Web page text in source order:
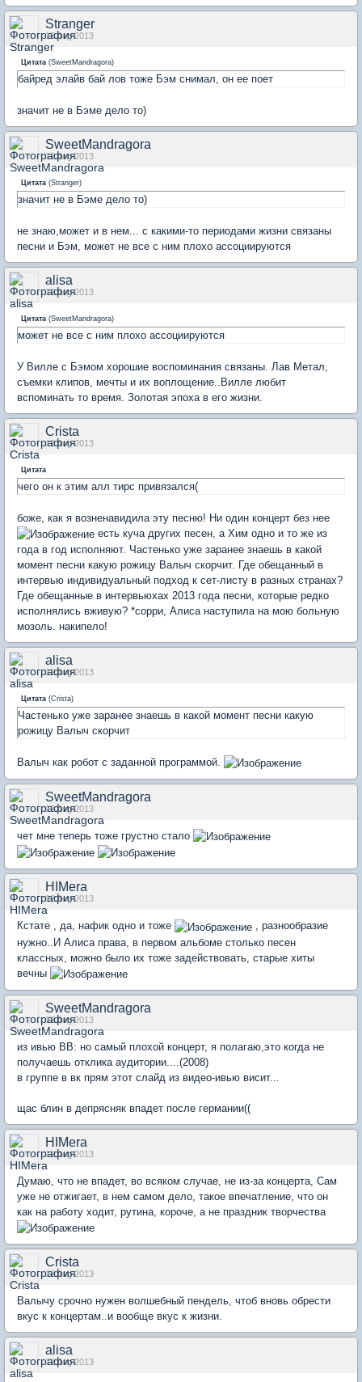
Stranger
12 Aug 2013
Цитата (SweetMandragora)
байред элайв бай лов тоже Бэм снимал, он ее поет
значит не в Бэме дело то)
SweetMandragora
12 Aug 2013
Цитата (Stranger)
значит не в Бэме дело то)
не знаю,может и в нем... с какими-то периодами жизни связаны
песни и Бэм, может не все с ним плохо ассоциируются
alisa
12 Aug 2013
Цитата (SweetMandragora)
может не все с ним плохо ассоциируются
У Вилле с Бэмом хорошие воспоминания связаны. Лав Метал,
съемки клипов, мечты и их воплощение..Вилле любит
вспоминать то время. Золотая эпоха в его жизни.
Crista
12 Aug 2013
Цитата
чего он к этим алл тирс привязался(
боже, как я возненавидила эту песню! Ни один концерт без нее
есть куча других песен, а Хим одно и то же из
года в год исполняют. Частенько уже заранее знаешь в какой
момент песни какую рожицу Валыч скорчит. Где обещанный в
интервью индивидуальный подход к сет-листу в разных странах?
Где обещанные в интервьюхах 2013 года песни, которые редко
исполнялись вживую? *сорри, Алиса наступила на мою больную
мозоль. накипело!
alisa
12 Aug 2013
Цитата (Crista)
Частенько уже заранее знаешь в какой момент песни какую
рожицу Валыч скорчит
Валыч как робот с заданной программой.
SweetMandragora
12 Aug 2013
чет мне теперь тоже грустно стало
HIMera
12 Aug 2013
Кстате , да, нафик одно и тоже
, разнообразие
нужно..И Алиса права, в первом альбоме столько песен
классных, можно было их тоже задействовать, старые хиты
вечны
SweetMandragora
12 Aug 2013
из ивью ВВ: но самый плохой концерт, я полагаю,это когда не
получаешь отклика аудитории....(2008)
в группе в вк прям этот слайд из видео-ивью висит...
щас блин в депрясняк впадет после германии((
HIMera
12 Aug 2013
Думаю, что не впадет, во всяком случае, не из-за концерта, Сам
уже не отжигает, в нем самом дело, такое впечатление, что он
как на работу ходит, рутина, короче, а не праздник творчества
Crista
12 Aug 2013
Валычу срочно нужен волшебный пендель, чтоб вновь обрести
вкус к концертам..и вообще вкус к жизни.
alisa
12 Aug 2013